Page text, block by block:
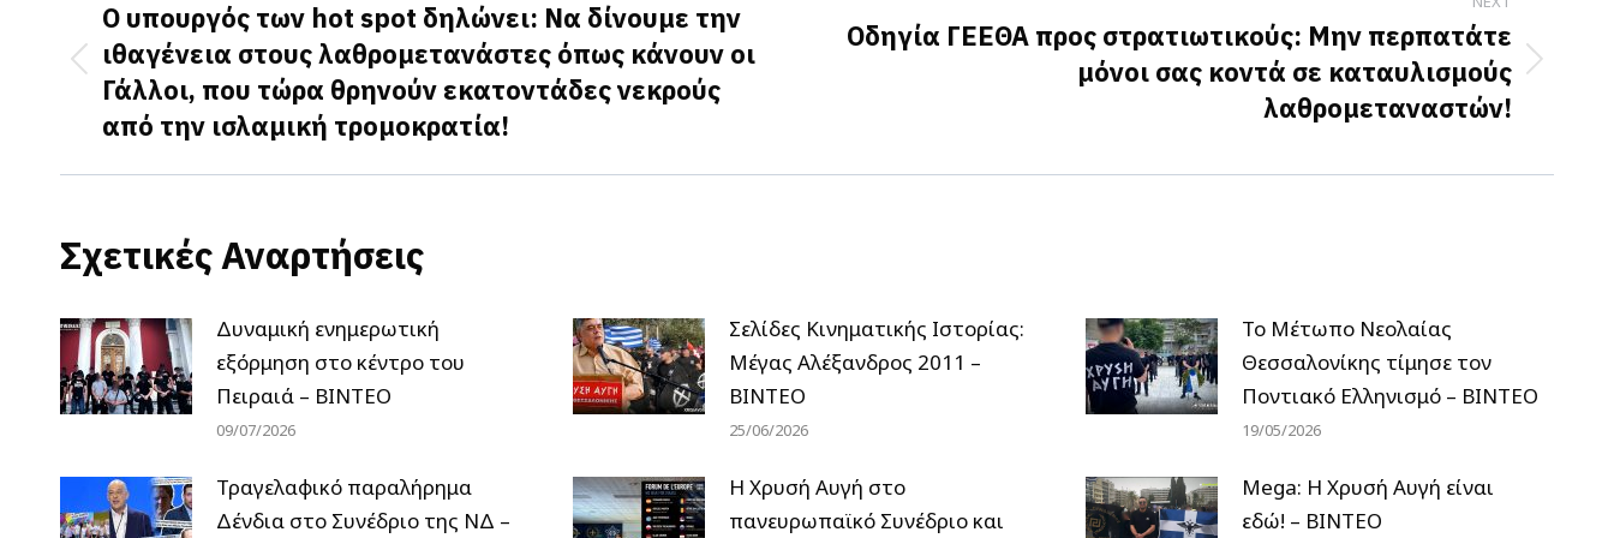
navigation
Previous
post:
Ο υπουργός των hot spot δηλώνει: Να δίνουμε την
ιθαγένεια στους λαθρομετανάστες όπως κάνουν οι
Γάλλοι, που τώρα θρηνούν εκατοντάδες νεκρούς
από την ισλαμική τρομοκρατία!
Οδηγία ΓΕΕΘΑ προς στρατιωτικούς: Μην περπατάτε
μόνοι σας κοντά σε καταυλισμούς
λαθρομεταναστών!
Σχετικές Αναρτήσεις
Δυναμική ενημερωτική
εξόρμηση στο κέντρο του
Πειραιά – ΒΙΝΤΕΟ
09/07/2026
Σελίδες Κινηματικής Ιστορίας:
Μέγας Αλέξανδρος 2011 –
ΒΙΝΤΕΟ
25/06/2026
Το Μέτωπο Νεολαίας
Θεσσαλονίκης τίμησε τον
Ποντιακό Ελληνισμό – ΒΙΝΤΕΟ
19/05/2026
Τραγελαφικό παραλήρημα
Δένδια στο Συνέδριο της ΝΔ –
Η Χρυσή Αυγή στο
πανευρωπαϊκό Συνέδριο και
Mega: Η Χρυσή Αυγή είναι
εδώ! – ΒΙΝΤΕΟ